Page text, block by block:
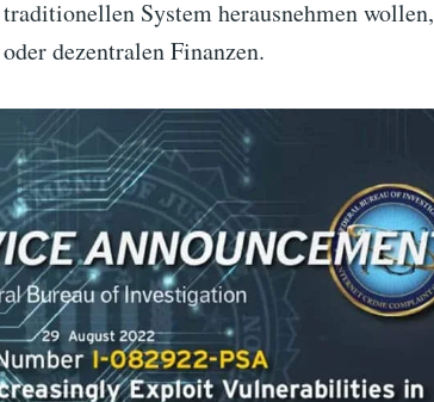
System herausnehmen wollen,
dezentralen Finanzen.